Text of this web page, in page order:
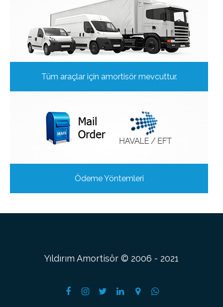
Tüm araçlar için amortisör mevcuttur.
Ödeme Yöntemleri
Yıldırım Amortisör © 2006 - 2021